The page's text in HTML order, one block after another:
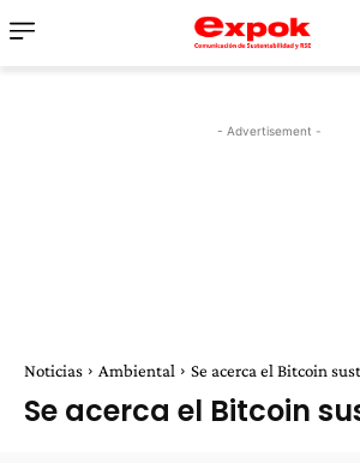
- Advertisement -
Noticias Ambiental Se acerca el Bitcoin
Se acerca el Bitcoin